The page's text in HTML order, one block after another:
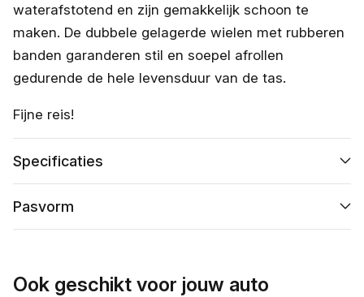
waterafstotend en zijn gemakkelijk schoon te
maken. De dubbele gelagerde wielen met rubberen
banden garanderen stil en soepel afrollen
gedurende de hele levensduur van de tas.
Fijne reis!
Specificaties
Pasvorm
Ook geschikt voor jouw auto